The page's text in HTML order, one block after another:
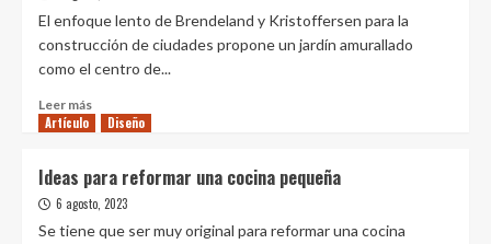
El enfoque lento de Brendeland y Kristoffersen para la
construcción de ciudades propone un jardín amurallado
como el centro de...
Leer más
más
de
jardinería:
Hage
Artículo Diseño
Ideas para reformar una cocina pequeña
6 agosto, 2023
Se tiene que ser muy original para reformar una cocina